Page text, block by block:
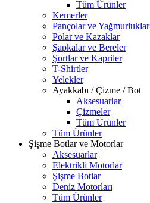
Tüm Ürünler
Kemerler
Pançolar ve Yağmurluklar
Polar ve Kazaklar
Şapkalar ve Bereler
Şortlar ve Kapriler
T-Shirtler
Yelekler
Ayakkabı / Çizme / Bot
Aksesuarlar
Çizmeler
Tüm Ürünler
Tüm Ürünler
Şişme Botlar ve Motorlar
Aksesuarlar
Elektrikli Motorlar
Şişme Botlar
Deniz Motorları
Tüm Ürünler